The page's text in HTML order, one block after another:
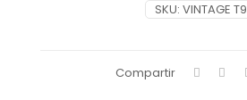
SKU: VINTAGE T9
Compartir